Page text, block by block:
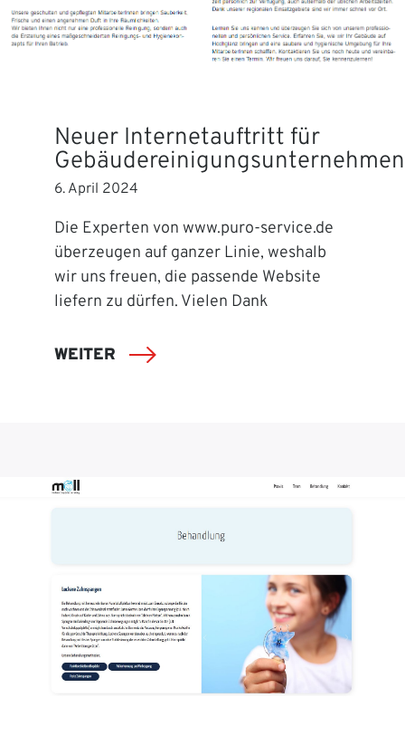
Neuer Internetauftritt für
Gebäudereinigungsunternehmen
6. April 2024
Die Experten von www.puro-service.de
überzeugen auf ganzer Linie, weshalb
wir uns freuen, die passende Website
liefern zu dürfen. Vielen Dank
WEITER